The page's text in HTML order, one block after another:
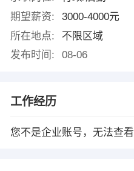
期望薪资:
3000-4000元
所在地点:
不限区域
发布时间:
08-06
工作经历
您不是企业账号，无法查看